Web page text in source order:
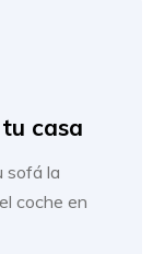
casa
sofá la
coche en